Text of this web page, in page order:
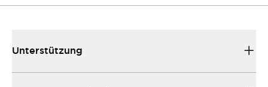
Unterstützung